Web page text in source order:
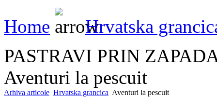
Home
Hrvatska
PASTRAVI PRIN
Aventuri la pescuit
Arhiva articole Hrvatska grancica Aventuri la pescuit